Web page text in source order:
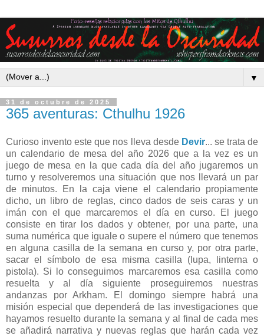
▼
31 de octubre de 2025
365 aventuras: Cthulhu 1926
Curioso invento este que nos lleva desde Devir... se trata de
un calendario de mesa del año 2026 que a la vez es un
juego de mesa en la que cada día del año jugaremos un
turno y resolveremos una situación que nos llevará un par
de minutos. En la caja viene el calendario propiamente
dicho, un libro de reglas, cinco dados de seis caras y un
imán con el que marcaremos el día en curso. El juego
consiste en tirar los dados y obtener, por una parte, una
suma numérica que iguale o supere el número que tenemos
en alguna casilla de la semana en curso y, por otra parte,
sacar el símbolo de esa misma casilla (lupa, linterna o
pistola). Si lo conseguimos marcaremos esa casilla como
resuelta y al día siguiente proseguiremos nuestras
andanzas por Arkham. El domingo siempre habrá una
misión especial que dependerá de las investigaciones que
hayamos resuelto durante la semana y al final de cada mes
se añadirá narrativa y nuevas reglas que harán cada vez